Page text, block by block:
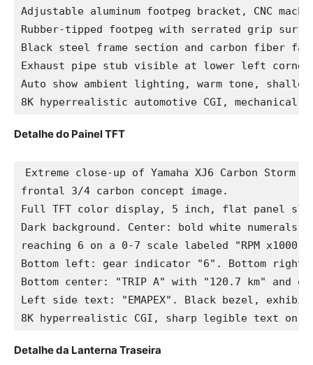
Adjustable aluminum footpeg bracket, CNC
Rubber-tipped footpeg with serrated grip
Black steel frame section and carbon fiber
Exhaust pipe stub visible at lower left
Auto show ambient lighting, warm tone,
8K hyperrealistic automotive CGI,
Detalhe do Painel TFT
Extreme close-up of Yamaha XJ6 Carbon
frontal 3/4 carbon concept image.
Full TFT color display, 5 inch, flat panel
Dark background. Center: bold white numerals
reaching 6 on a 0-7 scale labeled "RPM
Bottom left: gear indicator "6". Bottom right:
Bottom center: "TRIP A" with "120.7 km" and
Left side text: "EMAPEX". Black bezel,
8K hyperrealistic CGI, sharp legible text on
Detalhe da Lanterna Traseira